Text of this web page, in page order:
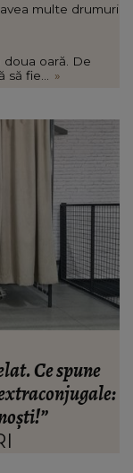
multe drumuri
oară. De
fie...
»
în ultima
care a trecut,
despre soția